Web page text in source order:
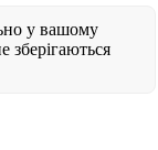
у вашому
зберігаються